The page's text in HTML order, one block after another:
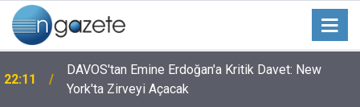
22:11
DAVOS'tan Emine Erdoğan'a Kritik Davet: New
York'ta Zirveyi Açacak